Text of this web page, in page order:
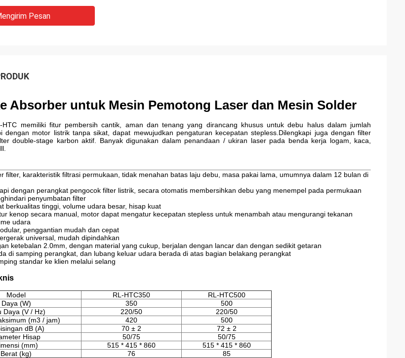
Pesan
Absorber untuk Mesin Pemotong Laser dan Mesin Solder
HTC memiliki fitur pembersih cantik, aman dan tenang yang dirancang khusus untuk debu halus dalam jumlah
dengan motor listrik tanpa sikat, dapat mewujudkan pengaturan kecepatan stepless.Dilengkapi juga dengan filter
double-stage karbon aktif. Banyak digunakan dalam penandaan / ukiran laser pada benda kerja logam, kaca,
filter, karakteristik filtrasi permukaan, tidak menahan batas laju debu, masa pakai lama, umumnya dalam 12 bulan di
dengan perangkat pengocok filter listrik, secara otomatis membersihkan debu yang menempel pada permukaan
penyumbatan filter
berkualitas tinggi, volume udara besar, hisap kuat
kenop secara manual, motor dapat mengatur kecepatan stepless untuk menambah atau mengurangi tekanan
udara
penggantian mudah dan cepat
universal, mudah dipindahkan
ketebalan 2.0mm, dengan material yang cukup, berjalan dengan lancar dan dengan sedikit getaran
di samping perangkat, dan lubang keluar udara berada di atas bagian belakang perangkat
standar ke klien melalui selang
Model RL-HTC350
RL-HTC500
Daya (W)
350
500
Daya (V / Hz)
220/50
220/50
(m3 / jam)
420
500
dB (A)
70 ± 2
72 ± 2
Hisap
50/75
50/75
(mm)
515 * 415 * 860
515 * 415 * 860
Berat (kg)
76 85